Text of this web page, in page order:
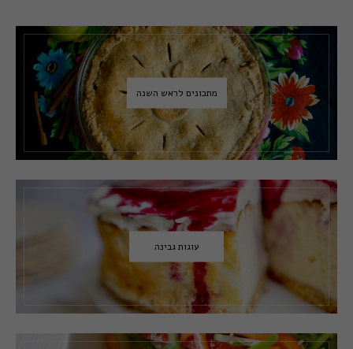
מתכונים לראש השנה
עוגות גבינה